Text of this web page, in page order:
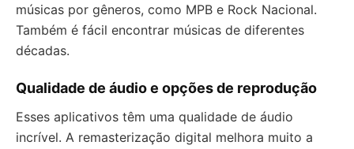
músicas por gêneros, como MPB e Rock Nacional.
Também é fácil encontrar músicas de diferentes
décadas.
Qualidade de áudio e opções de reprodução
Esses aplicativos têm uma qualidade de áudio
incrível. A remasterização digital melhora muito a